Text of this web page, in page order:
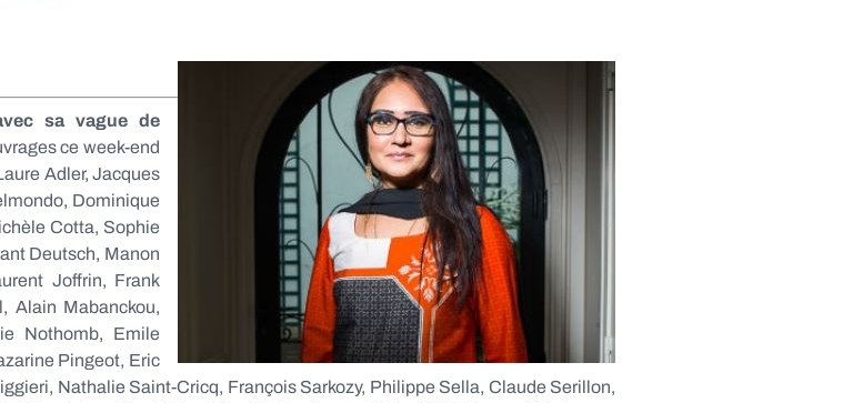
sa vague de
ce week-end
Adler, Jacques
Dominique
Cotta, Sophie
Deutsch, Manon
Joffrin, Frank
Alain Mabanckou,
Nothomb, Emile
Pingeot, Eric
Nathalie Saint-Cricq, François Sarkozy, Philippe Sella, Claude Serillon,